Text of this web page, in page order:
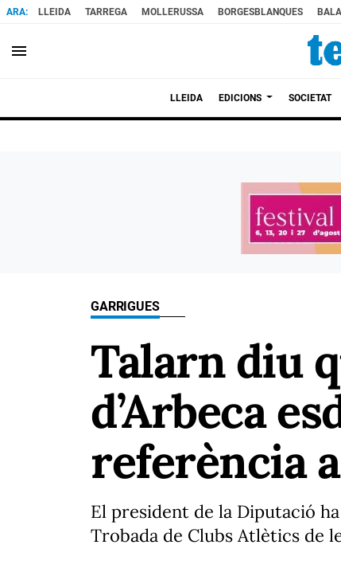
LLEIDA TARREGA MOLLERUSSA BORGESBLANQUES
menu
LLEIDA EDICIONS SOCIETAT
GARRIGUES
Talarn diu
d’Arbeca
referència
El president de la Diputació
Trobada de Clubs Atlètics de